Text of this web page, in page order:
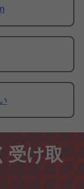
受け取